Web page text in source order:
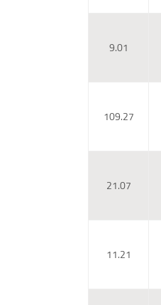
9.01
109.27
21.07
11.21